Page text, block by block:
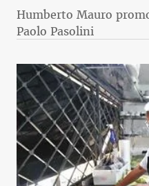
Humberto Mauro
Paolo Pasolini